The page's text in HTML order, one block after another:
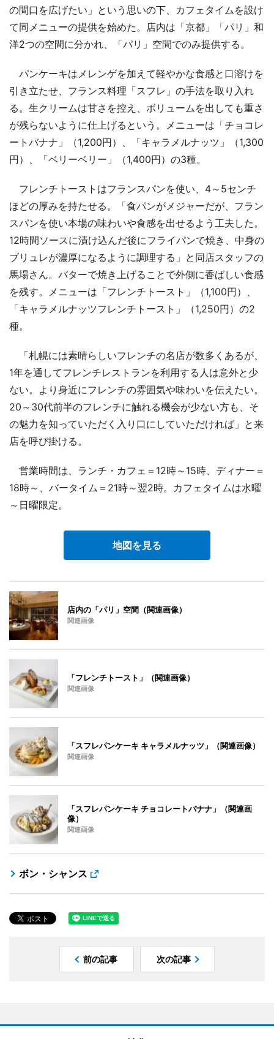
の間口を広げたい」という思いの下、カフェタイムを設け
て同メニューの提供を始めた。店内は「京都」「パリ」和
洋2つの空間に分かれ、「パリ」空間でのみ提供する。
パンケーキはメレンゲを加えて軽やかな食感と口溶けを
引き立たせ、フランス料理「スフレ」の手法を取り入れ
る。生クリームは甘さを控え、ボリュームを出しても重さ
が残らないように仕上げるという。メニューは「チョコレ
ートバナナ」（1,200円）、「キャラメルナッツ」（1,300
円）、「ベリーベリー」（1,400円）の3種。
フレンチトーストはフランスパンを使い、4～5センチ
ほどの厚みを持たせる。「食パンがメジャーだが、フラン
スパンを使い本場の味わいや食感を出せるよう工夫した。
12時間ソースに漬け込んだ後にフライパンで焼き、中身の
ブリュレが濃厚になるように調理する」と同店スタッフの
馬場さん。バターで焼き上げることで外側に香ばしい食感
を残す。メニューは「フレンチトースト」（1,100円）、
「キャラメルナッツフレンチトースト」（1,250円）の2
種。
「札幌には素晴らしいフレンチの名店が数多くあるが、
1年を通してフレンチレストランを利用する人は意外と少
ない。より身近にフレンチの雰囲気や味わいを伝えたい。
20～30代前半のフレンチに触れる機会が少ない方も、そ
の魅力を知っていただく入り口にしていただければ」と来
店を呼び掛ける。
営業時間は、ランチ・カフェ＝12時～15時、ディナー＝
18時～、バータイム＝21時～翌2時。カフェタイムは水曜
～日曜限定。
地図を見る
店内の「パリ」空間（関連画像）
関連画像
「フレンチトースト」（関連画像）
関連画像
「スフレパンケーキ キャラメルナッツ」（関連画像）
関連画像
「スフレパンケーキ チョコレートバナナ」（関連画
像）
関連画像
ボン・シャンス
前の記事 次の記事